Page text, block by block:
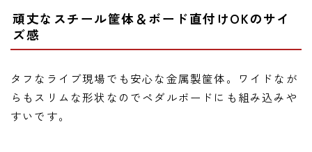
頑丈なスチール筐体＆ボード直付けOKのサイ
ズ感
タフなライブ現場でも安心な金属製筐体。ワイドなが
らもスリムな形状なのでペダルボードにも組み込みや
すいです。